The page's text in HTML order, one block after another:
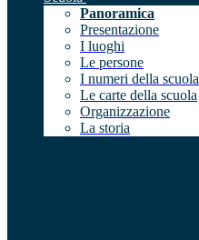
Panoramica
Presentazione
I luoghi
Le persone
I numeri della scuola
Le carte della scuola
Organizzazione
La storia